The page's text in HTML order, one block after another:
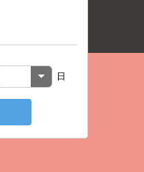
日